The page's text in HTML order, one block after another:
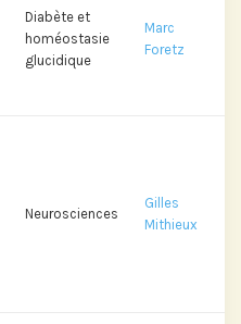
Diabète et
homéostasie
glucidique
Marc
Foretz
Neurosciences
Gilles
Mithieux